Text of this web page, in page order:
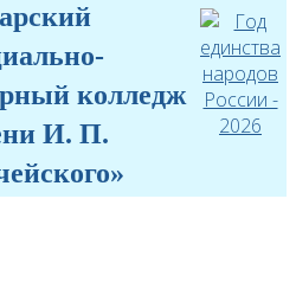
колледж
И. П.